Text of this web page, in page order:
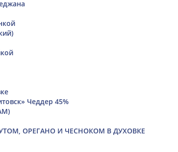
Чеддер 45%
ОРЕГАНО И ЧЕСНОКОМ В ДУХОВКЕ